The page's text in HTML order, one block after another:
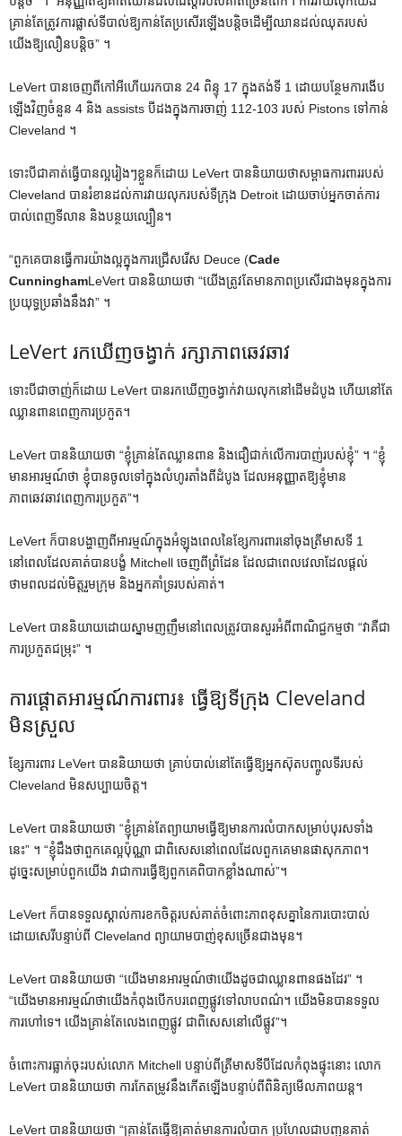
គ្រាន់តែត្រូវការផ្លាស់ទីបាល់ឱ្យកាន់តែប្រសើរឡើងបន្តិចដើម្បីឈានដល់ឈុតរបស់
យើងឱ្យលឿនបន្តិច” ។
LeVert បានចេញពីកៅអីហើយរកបាន 24 ពិន្ទុ 17 ក្នុងតង់ទី 1 ដោយបន្ថែមការងើប
ឡើងវិញចំនួន 4 និង assists បីដងក្នុងការចាញ់ 112-103 របស់ Pistons ទៅកាន់
Cleveland ។
ទោះបីជាគាត់ធ្វើបានល្អរៀងៗខ្លួនក៏ដោយ LeVert បាននិយាយថាសម្ពាធការពាររបស់
Cleveland បានរំខានដល់ការវាយលុករបស់ទីក្រុង Detroit ដោយចាប់អ្នកចាត់ការ
បាល់ពេញទីលាន និងបន្ថយល្បឿន។
“ពួកគេបានធ្វើការយ៉ាងល្អក្នុងការជ្រើសរើស Deuce (Cade
CunninghamLeVert បាននិយាយថា “យើងត្រូវតែមានភាពប្រសើរជាងមុនក្នុងការ
ប្រយុទ្ធប្រឆាំងនឹងវា” ។
LeVert រក​ឃើញ​ចង្វាក់ រក្សា​ភាព​ឆេវឆាវ
ទោះបីជាចាញ់ក៏ដោយ LeVert បានរកឃើញចង្វាក់វាយលុកនៅដើមដំបូង ហើយនៅតែ
ឈ្លានពានពេញការប្រកួត។
LeVert បាននិយាយថា “ខ្ញុំគ្រាន់តែឈ្លានពាន និងជឿជាក់លើការបាញ់របស់ខ្ញុំ” ។ “ខ្ញុំ
មានអារម្មណ៍ថា ខ្ញុំបានចូលទៅក្នុងលំហូរតាំងពីដំបូង ដែលអនុញ្ញាតឱ្យខ្ញុំមាន
ភាពឆេវឆាវពេញការប្រកួត”។
LeVert ក៏បានបង្ហាញពីអារម្មណ៍ក្នុងអំឡុងពេលនៃខ្សែការពារនៅចុងត្រីមាសទី 1
នៅពេលដែលគាត់បានបង្ខំ Mitchell ចេញពីព្រំដែន ដែលជាពេលវេលាដែលផ្តល់
ថាមពលដល់មិត្តរួមក្រុម និងអ្នកគាំទ្ររបស់គាត់។
LeVert បាននិយាយដោយស្នាមញញឹមនៅពេលត្រូវបានសួរអំពីពាណិជ្ជកម្មថា “វាគឺជា
ការប្រកួតជម្រុះ” ។
ការផ្តោតអារម្មណ៍ការពារ៖ ធ្វើឱ្យទីក្រុង Cleveland
មិនស្រួល
ខ្សែការពារ LeVert បាននិយាយថា គ្រាប់បាល់នៅតែធ្វើឱ្យអ្នកស៊ុតបញ្ចូលទីរបស់
Cleveland មិនសប្បាយចិត្ត។
LeVert បាននិយាយថា “ខ្ញុំគ្រាន់តែព្យាយាមធ្វើឱ្យមានការលំបាកសម្រាប់បុរសទាំង
នេះ” ។ “ខ្ញុំដឹងថាពួកគេល្អប៉ុណ្ណា ជាពិសេសនៅពេលដែលពួកគេមានផាសុកភាព។
ដូច្នេះសម្រាប់ពួកយើង វាជាការធ្វើឱ្យពួកគេពិបាកខ្លាំងណាស់”។
LeVert ក៏​បាន​ទទួល​ស្គាល់​ការ​ខក​ចិត្ត​របស់​គាត់​ចំពោះ​ភាព​ខុស​គ្នា​នៃ​ការ​បោះ​បាល់​
ដោយ​សេរី​បន្ទាប់​ពី Cleveland ព្យាយាម​បាញ់​ខុស​ច្រើន​ជាង​មុន។
LeVert បាននិយាយថា “យើងមានអារម្មណ៍ថាយើងដូចជាឈ្លានពានផងដែរ” ។
“យើងមានអារម្មណ៍ថាយើងកំពុងបើកបរពេញផ្លូវទៅលាបពណ៌។ យើងមិនបានទទួល
ការហៅទេ។ យើងគ្រាន់តែលេងពេញផ្លូវ ជាពិសេសនៅលើផ្លូវ”។
ចំពោះ​ការ​ធ្លាក់​ចុះ​របស់​លោក Mitchell បន្ទាប់​ពី​ត្រីមាស​ទី​បី​ដែល​កំពុង​ផ្ទុះ​នោះ លោក
LeVert បាន​និយាយ​ថា ការ​កែ​តម្រូវ​នឹង​កើត​ឡើង​បន្ទាប់​ពី​ពិនិត្យ​មើល​ភាពយន្ត។
LeVert បាននិយាយថា “គ្រាន់តែធ្វើឱ្យគាត់មានការលំបាក ប្រហែលជាបញ្ជូនគាត់